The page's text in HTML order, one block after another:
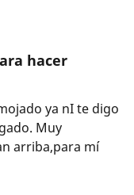
hacer
ya nI te digo
Muy
arriba,para mí